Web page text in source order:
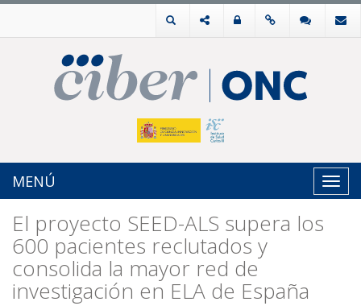
MENÚ
El proyecto SEED-ALS supera los
600 pacientes reclutados y
consolida la mayor red de
investigación en ELA de España